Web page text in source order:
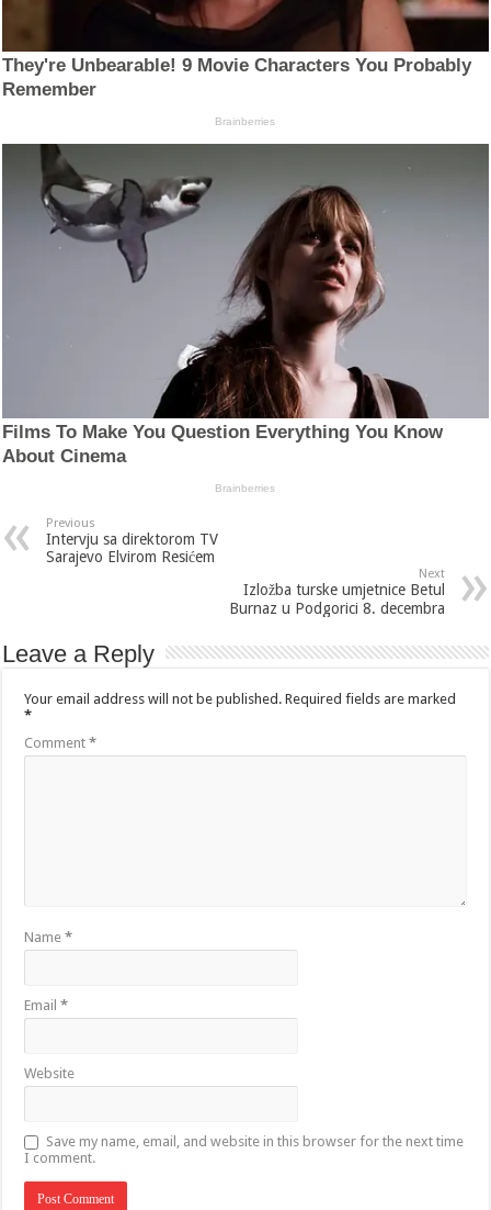
Previous
Intervju sa direktorom TV
Sarajevo Elvirom Resićem
Next
Izložba turske umjetnice Betul
Burnaz u Podgorici 8. decembra
Leave a Reply
Your email address will not be published. Required fields are marked
*
Comment*
Name*
Email*
Website
Save my name, email, and website in this browser for the next time
I comment.